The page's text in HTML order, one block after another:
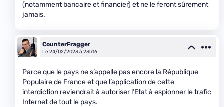
(notamment bancaire et financier) et ne le feront sûrement
jamais.
CounterFragger
Le 24/02/2023 à 23h16
Parce que le pays ne s’appelle pas encore la République
Populaire de France et que l’application de cette
interdiction reviendrait à autoriser l’Etat à espionner le trafic
Internet de tout le pays.